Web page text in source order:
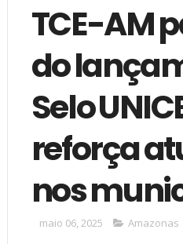
TCE-AM
do
Selo
reforça
nos
maio 06, 2025 Amazonas